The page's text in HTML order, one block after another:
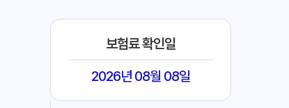
보험료 확인일
2026년 08월 08일